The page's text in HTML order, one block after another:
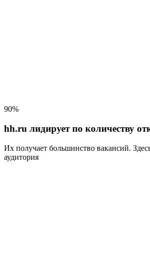
90%
hh.ru лидирует по количеству
Их получает большинство вакансий.
аудитория